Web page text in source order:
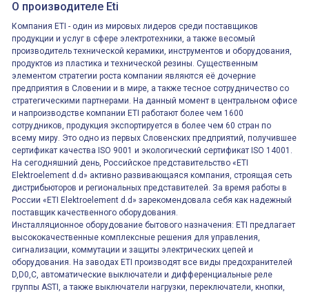
О производителе Eti
Компания ETI - один из мировых лидеров среди поставщиков
продукции и услуг в сфере электротехники, а также весомый
производитель технической керамики, инструментов и оборудования,
продуктов из пластика и технической резины. Существенным
элементом стратегии роста компании являются её дочерние
предприятия в Словении и в мире, а также тесное сотрудничество со
стратегическими партнерами. На данный момент в центральном офисе
и напроизводстве компании ETI работают более чем 1600
сотрудников, продукция экспортируется в более чем 60 стран по
всему миру. Это одно из первых Словенских предприятий, получившее
сертификат качества ISO 9001 и экологический сертификат ISO 14001.
На сегодняшний день, Российское представительство «ETI
Elektroelement d.d» активно развивающаяся компания, строящая сеть
дистрибьюторов и региональных представителей. За время работы в
России «ETI Elektroelement d.d» зарекомендовала себя как надежный
поставщик качественного оборудования.
Инсталляционное оборудование бытового назначения: ETI предлагает
высококачественные комплексные решения для управления,
сигнализации, коммутации и защиты электрических цепей и
оборудования. На заводах ETI производят все виды предохранителей
D,D0,C, автоматические выключатели и дифференциальные реле
группы ASTI, а также выключатели нагрузки, переключатели, кнопки,